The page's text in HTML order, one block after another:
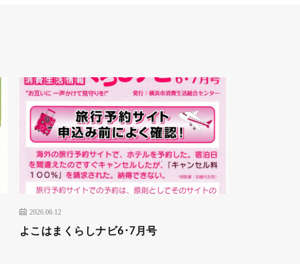
2026.06.12
よこはまくらしナビ6･7月号